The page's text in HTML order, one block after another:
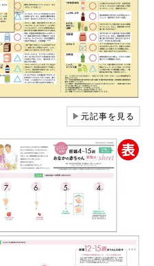
▶元記事を見る